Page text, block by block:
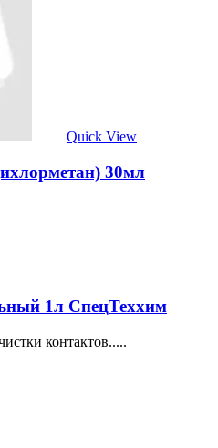
Quick View
30мл
1л СпецТеххим
контактов.....